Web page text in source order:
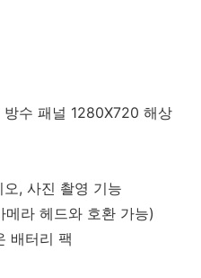
수 패널 1280X720 해상
, 사진 촬영 기능
라 헤드와 호환 가능)
배터리 팩